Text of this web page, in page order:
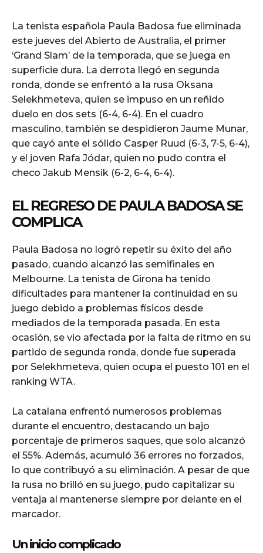
La tenista española Paula Badosa fue eliminada
este jueves del Abierto de Australia, el primer
‘Grand Slam’ de la temporada, que se juega en
superficie dura. La derrota llegó en segunda
ronda, donde se enfrentó a la rusa Oksana
Selekhmeteva, quien se impuso en un reñido
duelo en dos sets (6-4, 6-4). En el cuadro
masculino, también se despidieron Jaume Munar,
que cayó ante el sólido Casper Ruud (6-3, 7-5, 6-4),
y el joven Rafa Jódar, quien no pudo contra el
checo Jakub Mensik (6-2, 6-4, 6-4).
EL REGRESO DE PAULA BADOSA SE
COMPLICA
Paula Badosa no logró repetir su éxito del año
pasado, cuando alcanzó las semifinales en
Melbourne. La tenista de Girona ha tenido
dificultades para mantener la continuidad en su
juego debido a problemas físicos desde
mediados de la temporada pasada. En esta
ocasión, se vio afectada por la falta de ritmo en su
partido de segunda ronda, donde fue superada
por Selekhmeteva, quien ocupa el puesto 101 en el
ranking WTA.
La catalana enfrentó numerosos problemas
durante el encuentro, destacando un bajo
porcentaje de primeros saques, que solo alcanzó
el 55%. Además, acumuló 36 errores no forzados,
lo que contribuyó a su eliminación. A pesar de que
la rusa no brilló en su juego, pudo capitalizar su
ventaja al mantenerse siempre por delante en el
marcador.
Un inicio complicado